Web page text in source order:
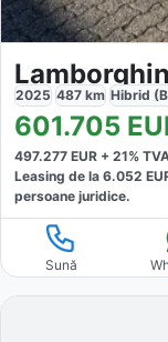
2025 487 km Hibrid
601.705
497.277 EUR + 21%
Leasing de la 6.052
persoane juridice.
Sună